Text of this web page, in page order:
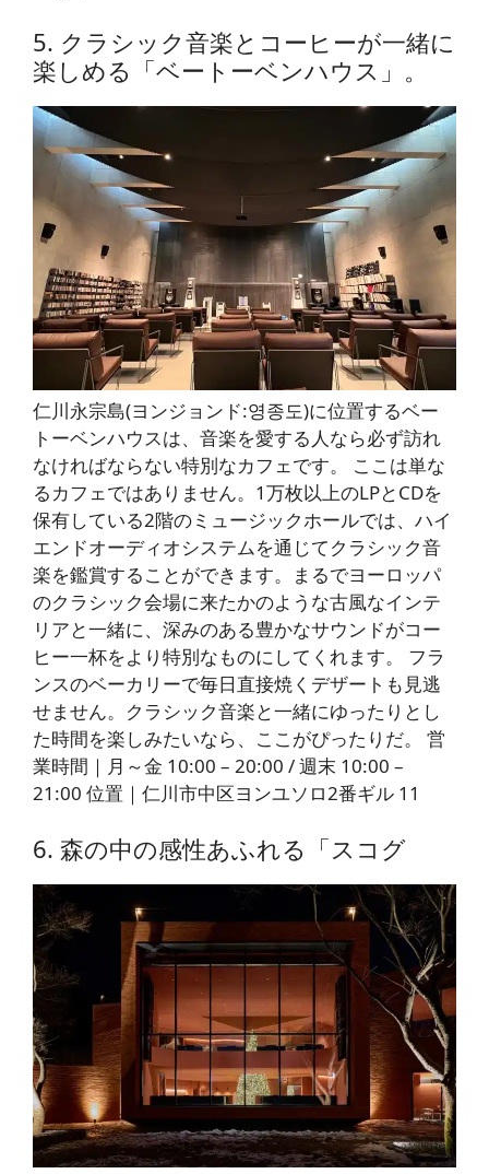
5. クラシック音楽とコーヒーが一緒に
楽しめる「ベートーベンハウス」。
仁川永宗島(ヨンジョンド:영종도)に位置するベー
トーベンハウスは、音楽を愛する人なら必ず訪れ
なければならない特別なカフェです。 ここは単な
るカフェではありません。1万枚以上のLPとCDを
保有している2階のミュージックホールでは、ハイ
エンドオーディオシステムを通じてクラシック音
楽を鑑賞することができます。まるでヨーロッパ
のクラシック会場に来たかのような古風なインテ
リアと一緒に、深みのある豊かなサウンドがコー
ヒー一杯をより特別なものにしてくれます。 フラ
ンスのベーカリーで毎日直接焼くデザートも見逃
せません。クラシック音楽と一緒にゆったりとし
た時間を楽しみたいなら、ここがぴったりだ。 営
業時間｜月～金 10:00 – 20:00 / 週末 10:00 –
21:00 位置｜仁川市中区ヨンユソロ2番ギル 11
6. 森の中の感性あふれる「スコグ